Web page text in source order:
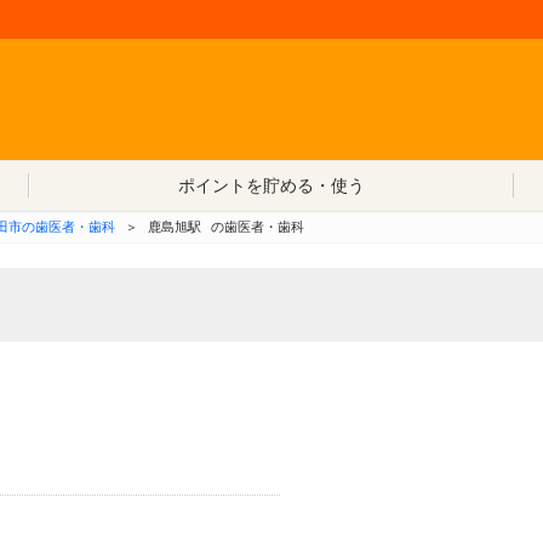
ポイントを貯める・使う
市の歯医者・歯科 ＞ 鹿島旭駅 の歯医者・歯科